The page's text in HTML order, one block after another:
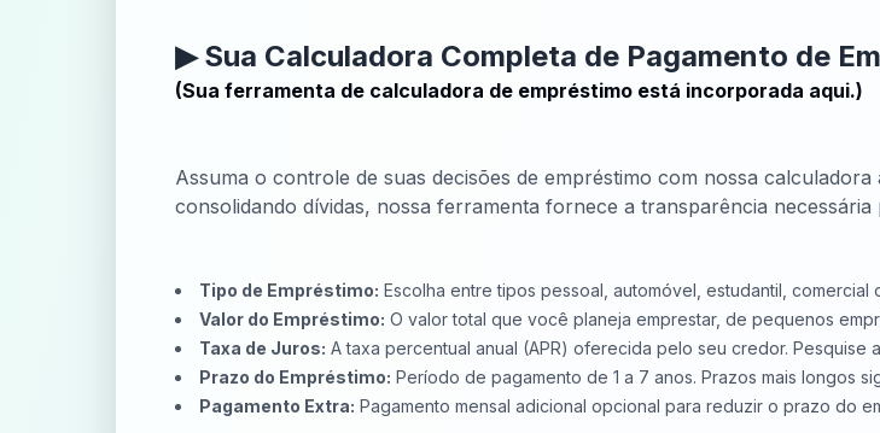
▶︎ Sua Calculadora Completa de Pagamento de
(Sua ferramenta de calculadora de empréstimo está incorporada aqui.)
Assuma o controle de suas decisões de empréstimo com nossa
consolidando dívidas, nossa ferramenta fornece a transparência
Tipo de Empréstimo: Escolha entre tipos pessoal, automóvel, estudantil,
Valor do Empréstimo: O valor total que você planeja emprestar, de pequenos
Taxa de Juros: A taxa percentual anual (APR) oferecida pelo seu credor. Pesquise
Prazo do Empréstimo: Período de pagamento de 1 a 7 anos. Prazos mais longos
Pagamento Extra: Pagamento mensal adicional opcional para reduzir o prazo do